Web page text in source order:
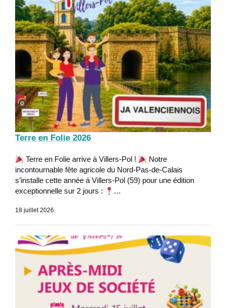
Terre en Folie 2026
Terre en Folie arrive à Villers-Pol !
Notre
incontournable fête agricole du Nord-Pas-de-Calais
s’installe cette année à Villers-Pol (59) pour une édition
exceptionnelle sur 2 jours :
…
18 juillet 2026